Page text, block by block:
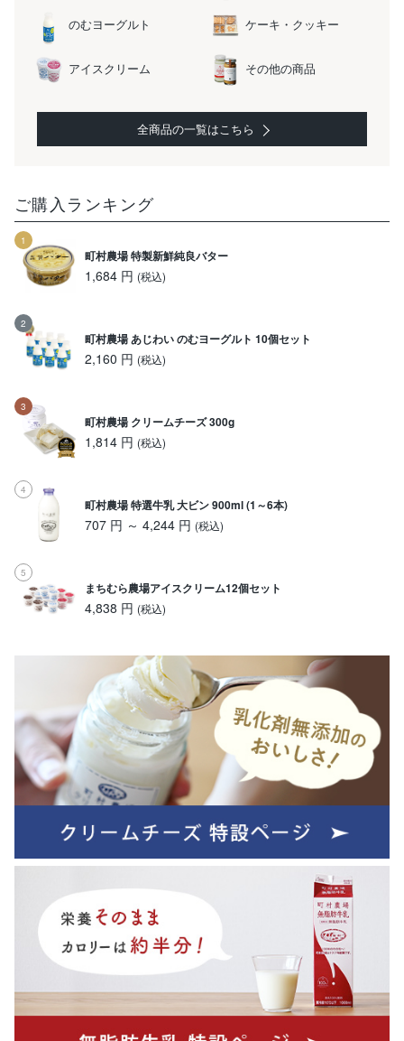
のむヨーグルト ケーキ・クッキー
アイスクリーム その他の商品
全商品の一覧はこちら
ご購入ランキング
町村農場 特製新鮮純良バター
1,684 円 (税込)
町村農場 あじわい のむヨーグルト 10個セット
2,160 円 (税込)
町村農場 クリームチーズ 300g
1,814 円 (税込)
町村農場 特選牛乳 大ビン 900ml (1～6本)
707 円 ～ 4,244 円 (税込)
まちむら農場アイスクリーム12個セット
4,838 円 (税込)